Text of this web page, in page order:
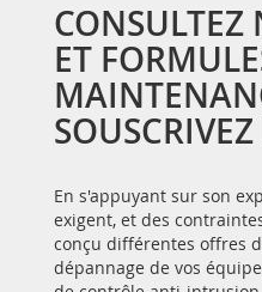
CONSULTEZ
ET
En s'appuyant sur son
exigent, et des
conçu différentes offres
dépannage de vos